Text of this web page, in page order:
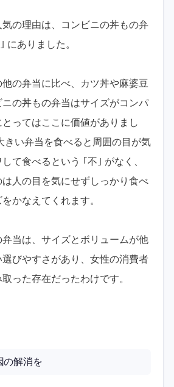
の理由は、コンビニの丼もの弁
にありました。
の弁当に比べ、カツ丼や麻婆豆
の丼もの弁当はサイズがコンパ
ってはここに価値がありまし
きい弁当を食べると周囲の目が気
て食べるという ｢不｣ がなく、
人の目を気にせずしっかり食べ
かなえてくれます。
当は、サイズとボリュームが他
びやすさがあり、女性の消費者
った存在だったわけです。
の解消を